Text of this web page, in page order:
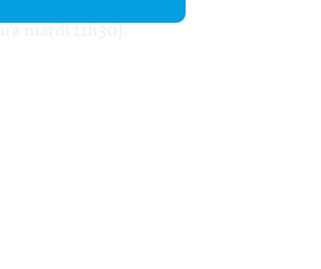
mardi 11h30).